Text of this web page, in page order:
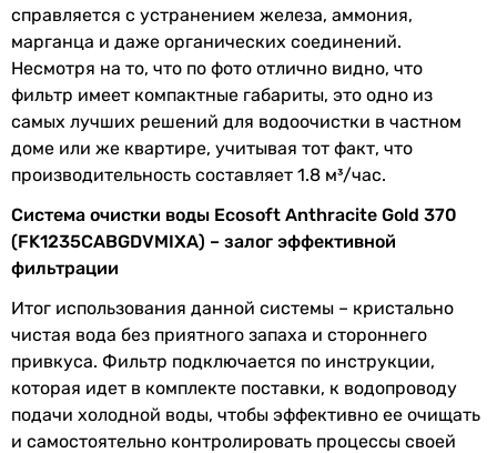
Расход соли на
одну
регенерацию
6 кг, 3.7 кг
Расход воды на
одну
регенерацию
0.37 м³
Фильтрующий
комплексная очистка, Ecosoft
Ecomix-A
Объём
фильтрующего
материала
37 л
Способ
промывки
автоматическая
справляется с устранением железа, аммония,
марганца и даже органических соединений.
Несмотря на то, что по фото отлично видно, что
фильтр имеет компактные габариты, это одно из
самых лучших решений для водоочистки в частном
доме или же квартире, учитывая тот факт, что
производительность составляет 1.8 м³/час.
Система очистки воды Ecosoft Anthracite Gold 370
(FK1235CABGDVMIXA) – залог эффективной
фильтрации
Итог использования данной системы – кристально
чистая вода без приятного запаха и стороннего
привкуса. Фильтр подключается по инструкции,
которая идет в комплекте поставки, к водопроводу
подачи холодной воды, чтобы эффективно ее очищать
и самостоятельно контролировать процессы своей